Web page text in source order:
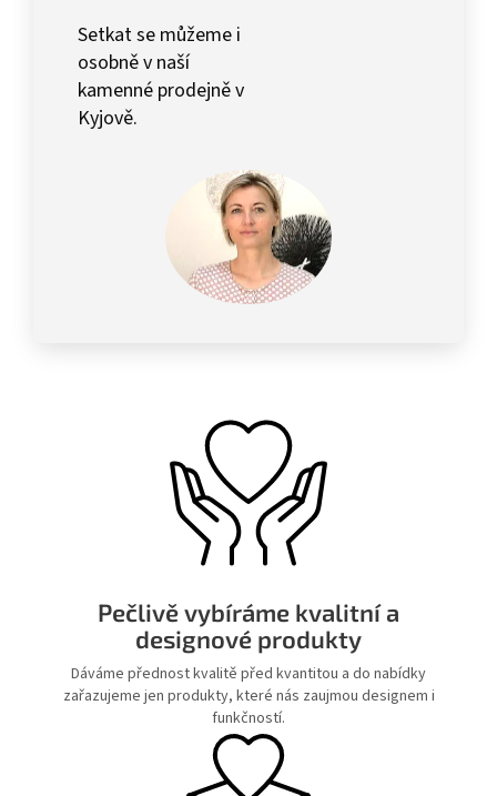
Setkat se můžeme i
osobně v naší
kamenné prodejně v
Kyjově.
Pečlivě vybíráme kvalitní a
designové produkty
Dáváme přednost kvalitě před kvantitou a do nabídky
zařazujeme jen produkty, které nás zaujmou designem i
funkčností.